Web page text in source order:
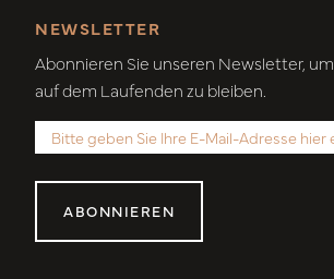
NEWSLETTER
Abonnieren Sie unseren Newsletter, um
auf dem Laufenden zu bleiben.
ABONNIEREN